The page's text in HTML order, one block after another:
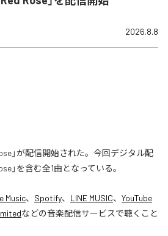
2026.8.8
」が配信開始された。今回デジタル配
」を含む全1曲となっている。
Music、 Spotify、 LINE MUSIC、 YouTube
などの音楽配信サービスで聴くこと